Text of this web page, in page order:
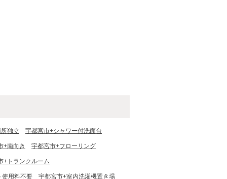
独立 宇都宮市+シャワー付洗面台
+南向き 宇都宮市+フローリング
+トランクルーム
使用料不要 宇都宮市+室内洗濯機置き場